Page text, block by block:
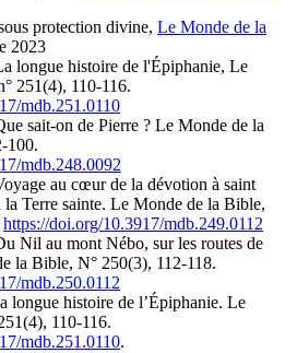
protection divine, Le Monde de la
2023
longue histoire de l'Épiphanie, Le
251(4), 110-116.
mdb.251.0110
sait-on de Pierre ? Le Monde de la
100.
mdb.248.0092
au cœur de la dévotion à saint
Terre sainte. Le Monde de la Bible,
https://doi.org/10.3917/mdb.249.0112
Nil au mont Nébo, sur les routes de
la Bible, N° 250(3), 112-118.
mdb.250.0112
longue histoire de l’Épiphanie. Le
110-116.
mdb.251.0110.